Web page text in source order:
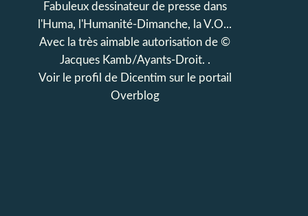
Fabuleux dessinateur de presse dans
l'Huma, l'Humanité-Dimanche, la V.O...
Avec la très aimable autorisation de ©
Jacques Kamb/Ayants-Droit. .
Voir le profil de Dicentim sur le portail
Overblog